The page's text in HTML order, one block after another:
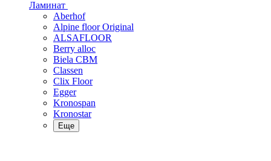
Ламинат
Aberhof
Alpine floor Original
ALSAFLOOR
Berry alloc
Biela CBM
Classen
Clix Floor
Egger
Kronospan
Kronostar
Еще